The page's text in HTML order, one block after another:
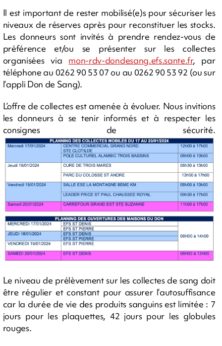
Il est important de rester mobilisé(e)s pour sécuriser les
niveaux de réserves après pour reconstituer les stocks.
Les donneurs sont invités à prendre rendez-vous de
préférence et/ou se présenter sur les collectes
organisées via mon-rdv-dondesang.efs.sante.fr, par
téléphone au 0262 90 53 07 ou au 0262 90 53 92 (ou sur
l’appli Don de Sang).
L’offre de collectes est amenée à évoluer. Nous invitions
les donneurs à se tenir informés et à respecter les
consignes de sécurité.
Le niveau de prélèvement sur les collectes de sang doit
être régulier et constant pour assurer l’autosuffisance
car la durée de vie des produits sanguins est limitée : 7
jours pour les plaquettes, 42 jours pour les globules
rouges.